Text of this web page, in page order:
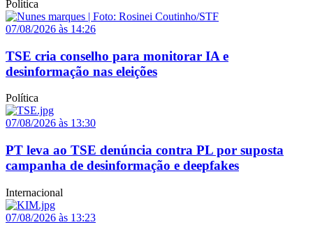
Política
07/08/2026 às 14:26
TSE cria conselho para monitorar IA e
desinformação nas eleições
Política
07/08/2026 às 13:30
PT leva ao TSE denúncia contra PL por suposta
campanha de desinformação e deepfakes
Internacional
07/08/2026 às 13:23